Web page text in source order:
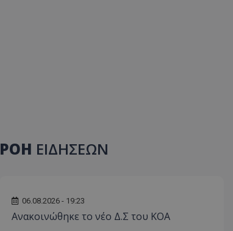
ΡΟΗ ΕΙΔΗΣΕΩΝ
06.08.2026 - 19:23
Aνακοινώθηκε το νέο Δ.Σ του ΚΟΑ